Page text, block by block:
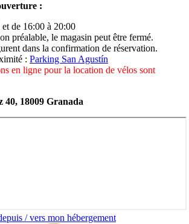
:
de 16:00 à 20:00
préalable, le magasin peut être fermé.
dans la confirmation de réservation.
: Parking San Agustín
en ligne pour la location de vélos sont
40, 18009 Granada
/ vers mon hébergement